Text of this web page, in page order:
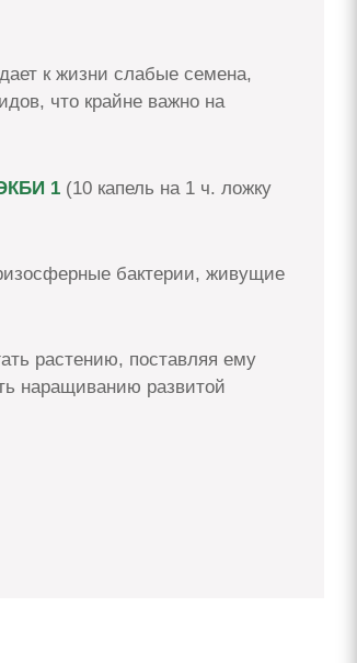
к жизни слабые семена,
что крайне важно на
1 (10 капель на 1 ч. ложку
бактерии, живущие
растению, поставляя ему
наращиванию развитой